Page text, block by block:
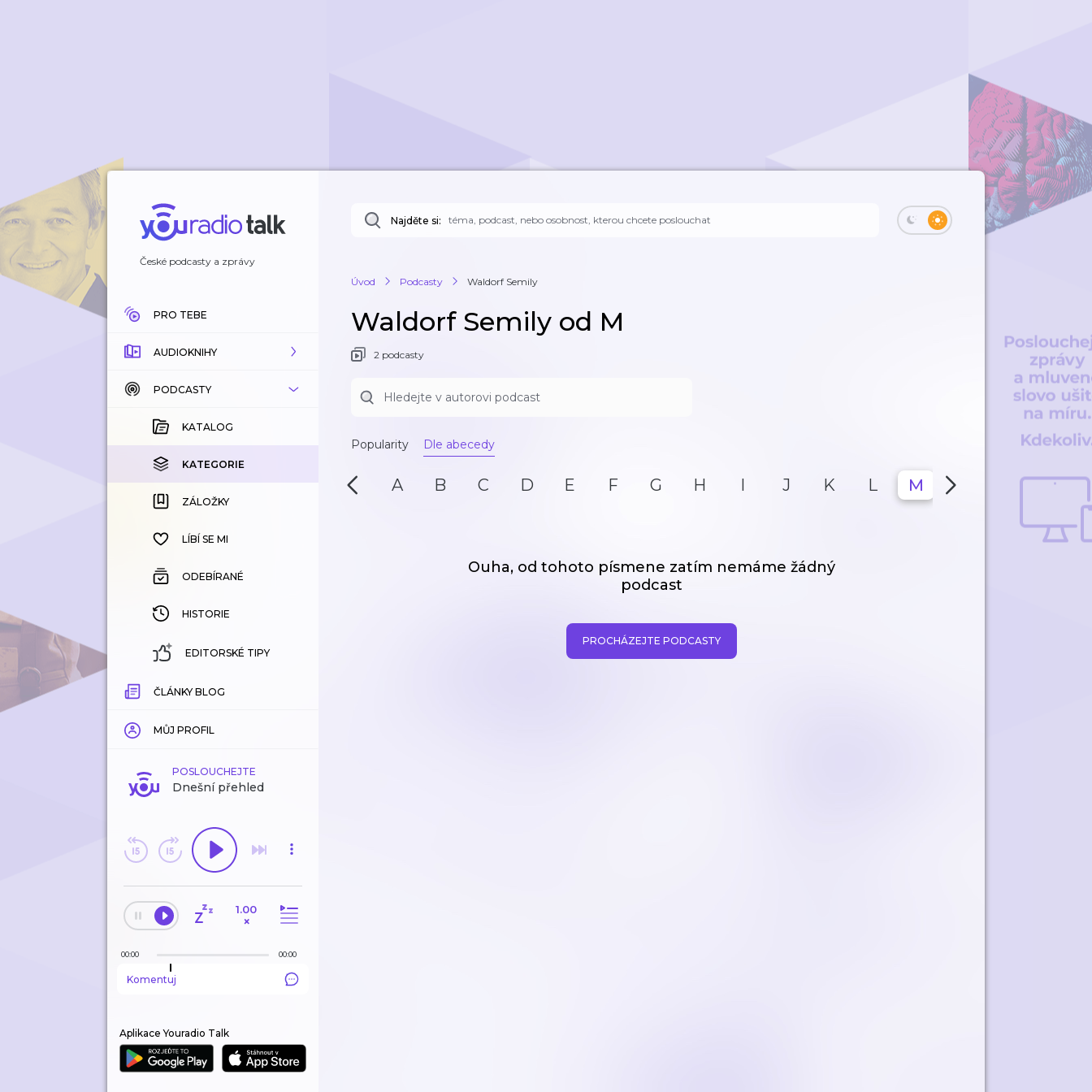
České podcasty a zprávy
PRO TEBE
AUDIOKNIHY
KATALOG
KOUPENÉ
KATEGORIE
ZÁLOŽKY
HISTORIE
PODCASTY
KATALOG
KATEGORIE
ZÁLOŽKY
LÍBÍ SE MI
ODEBÍRANÉ
HISTORIE
EDITORSKÉ TIPY
ČLÁNKY BLOG
MŮJ PROFIL
POSLOUCHEJTE
Dnešní přehled
1.00
×
00:00 00:00
Komentuj
Aplikace Youradio Talk
Najděte si:
Úvod Podcasty Waldorf Semily
Waldorf Semily od M
2 podcasty
Popularity Dle abecedy
A B C D E F G H I J K L M N P
Ouha, od tohoto písmene zatím nemáme žádný
podcast
PROCHÁZEJTE PODCASTY